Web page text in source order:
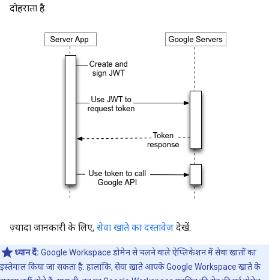
दोहराता है.
ज़्यादा जानकारी के लिए, सेवा खाते का दस्तावेज़ देखें.
ध्यान दें: Google Workspace डोमेन से चलने वाले ऐप्लिकेशन में सेवा खातों का
इस्तेमाल किया जा सकता है. हालांकि, सेवा खाते आपके Google Workspace खाते के